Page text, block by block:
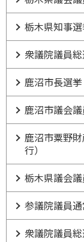
栃木県知事選
衆議院議員
鹿沼市長選挙
鹿沼市議会議
鹿沼市粟野
行）
栃木県議会議
参議院議員
衆議院議員